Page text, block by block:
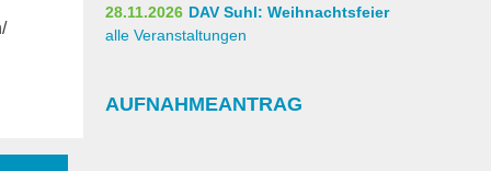
28.11.2026 DAV Suhl: Weihnachtsfeier
alle Veranstaltungen
AUFNAHMEANTRAG